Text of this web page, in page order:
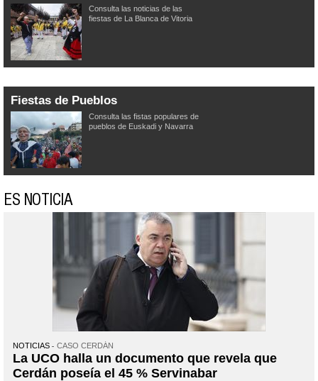
Consulta las noticias de las
fiestas de La Blanca de Vitoria
Fiestas de Pueblos
Consulta las fistas populares de
pueblos de Euskadi y Navarra
ES NOTICIA
NOTICIAS CASO CERDÁN
La UCO halla un documento que revela que
Cerdán poseía el 45 % Servinabar